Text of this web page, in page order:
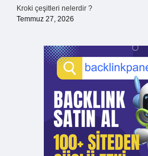
Kroki çeşitleri nelerdir ?
Temmuz 27, 2026